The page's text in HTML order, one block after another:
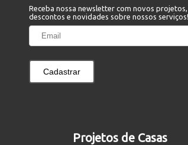
Receba nossa newsletter com novos
descontos e novidades sobre nossos serviços!
Cadastrar
Projetos de Casas